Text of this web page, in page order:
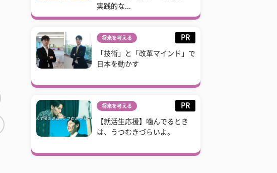
実践的な...
将来を考える PR
「技術」と「改革マインド」で
日本を動かす
将来を考える PR
【就活生応援】噛んでるとき
は、うつむきづらいよ。